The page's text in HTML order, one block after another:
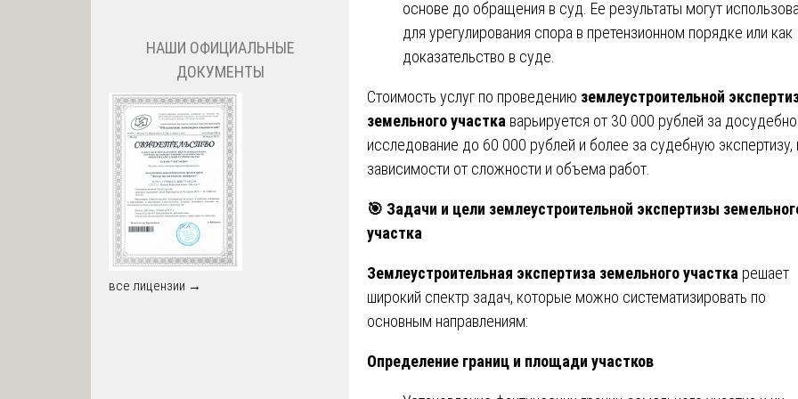
основе до обращения в суд. Ее результаты могут
для урегулирования спора в претензионном порядке или как
доказательство в суде.
Стоимость услуг по проведению землеустроительной
земельного участка варьируется от 30 000 рублей за
исследование до 60 000 рублей и более за судебную экспертизу,
зависимости от сложности и объема работ.
🎯 Задачи и цели землеустроительной экспертизы
участка
Землеустроительная экспертиза земельного участка решает
широкий спектр задач, которые можно систематизировать по
основным направлениям:
Определение границ и площади участков
НАШИ ОФИЦИАЛЬНЫЕ
ДОКУМЕНТЫ
все лицензии →